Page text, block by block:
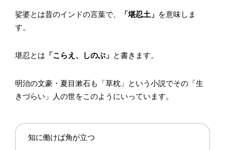
娑婆とは昔のインドの言葉で、 「堪忍土」 を意味しま
す。
堪忍とは 「こらえ、しのぶ」 と書きます。
明治の文豪・夏目漱石も「草枕」という小説でその「生
きづらい」人の世をこのようにいっています。
知に働けば角が立つ